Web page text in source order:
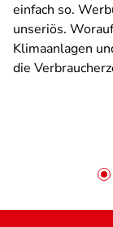
einfach so.
unseriös.
Klimaanlagen
die